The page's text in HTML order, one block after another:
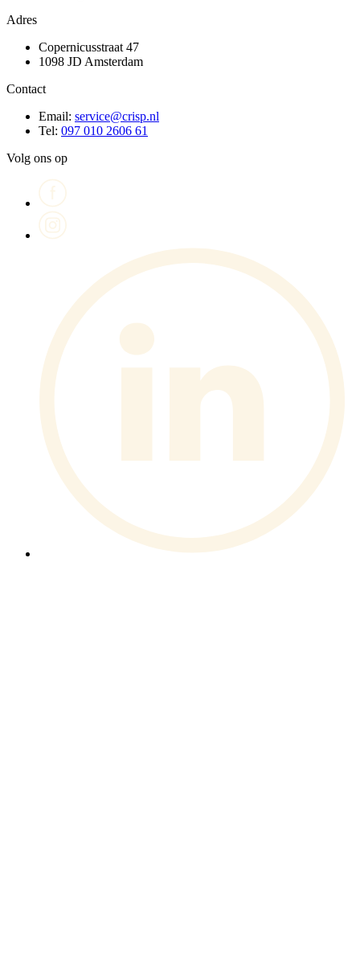
Adres
Copernicusstraat 47
1098 JD Amsterdam
Contact
Email: service@crisp.nl
Tel: 097 010 2606 61
Volg ons op